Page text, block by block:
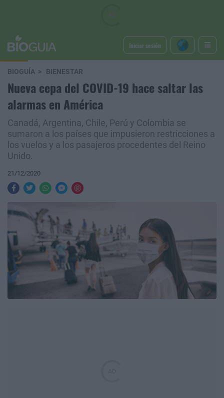
Iniciar sesión
BIOGUÍA BIENESTAR
Nueva cepa del COVID-19 hace saltar las
alarmas en América
Canadá, Argentina, Chile, Perú y Colombia se
sumaron a los países que impusieron restricciones a
los vuelos y a los pasajeros procedentes del Reino
Unido.
21/12/2020